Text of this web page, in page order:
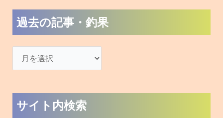
過去の記事・釣果
サイト内検索